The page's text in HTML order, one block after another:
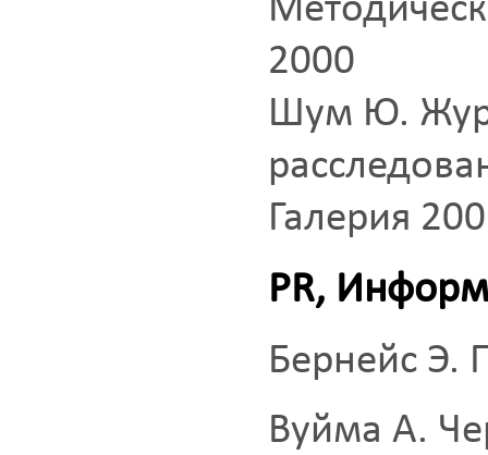
2000
Шум Ю.
Галерия
PR,
Бернейс Э.
Вуйма А.